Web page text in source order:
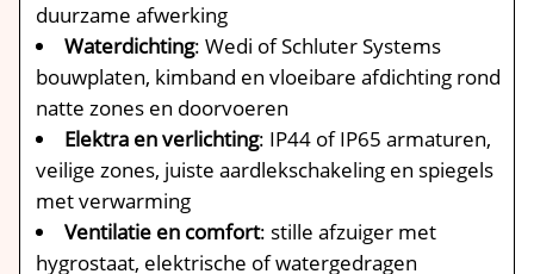
duurzame afwerking
Waterdichting: Wedi of Schluter Systems
bouwplaten, kimband en vloeibare afdichting rond
natte zones en doorvoeren
Elektra en verlichting: IP44 of IP65 armaturen,
veilige zones, juiste aardlekschakeling en spiegels
met verwarming
Ventilatie en comfort: stille afzuiger met
hygrostaat, elektrische of watergedragen